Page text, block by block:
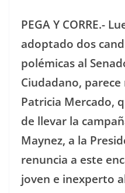
PEGA Y CORRE.-
adoptado dos
polémicas al
Ciudadano,
Patricia Mercado,
de llevar la
Maynez, a la
renuncia a este
joven e inexperto